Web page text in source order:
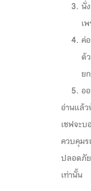
นั่
เ
ค่
ด้
ย
อ
อ่านแล้
เซฟจะ
ควบคุม
ปลอดภัย
เท่านั้น